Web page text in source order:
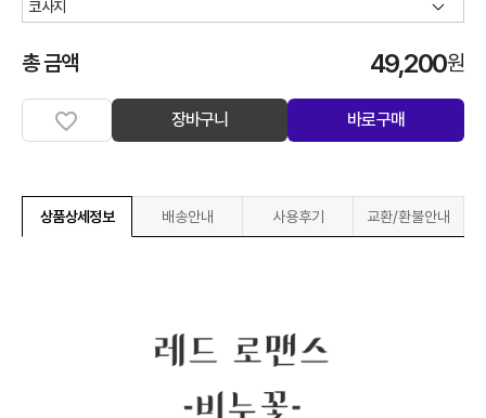
총 금액 49,200원
장바구니 바로구매
상품상세정보 배송안내 사용후기 교환/환불안내